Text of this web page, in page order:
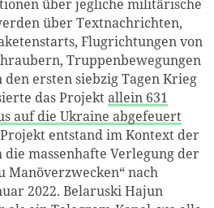
über jegliche militärische
über Textnachrichten,
Flugrichtungen von
Truppenbewegungen
ersten siebzig Tagen Krieg
das Projektallein 631
auf die Ukraine abgefeuert
entstand im Kontext der
massenhafte Verlegung der
Manöverzwecken“ nach
2022. Belaruski Hajun